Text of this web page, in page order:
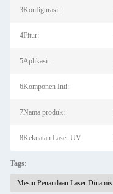
3Konfigurasi:
4Fitur:
5Aplikasi:
6Komponen Inti:
7Nama produk:
8Kekuatan Laser UV:
Tags:
Mesin Penandaan Laser Dinamis